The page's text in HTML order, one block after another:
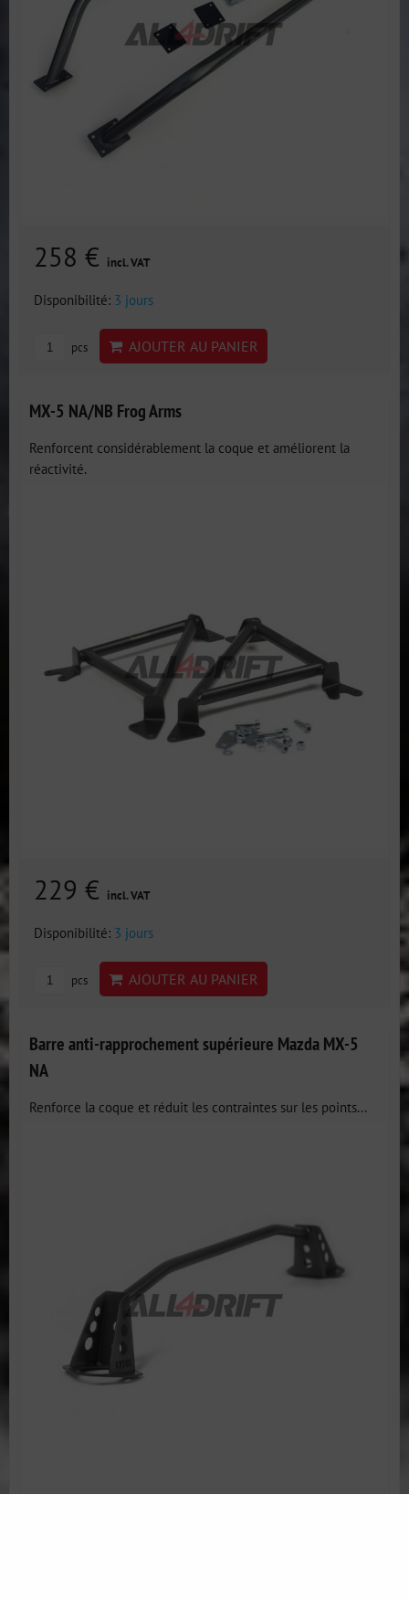
258 € incl. VAT
Disponibilité: 3 jours
pcs AJOUTER AU PANIER
MX-5 NA/NB Frog Arms
Renforcent considérablement la coque et améliorent la
réactivité.
229 € incl. VAT
Disponibilité: 3 jours
pcs AJOUTER AU PANIER
Barre anti-rapprochement supérieure Mazda MX-5
NA
Renforce la coque et réduit les contraintes sur les points...